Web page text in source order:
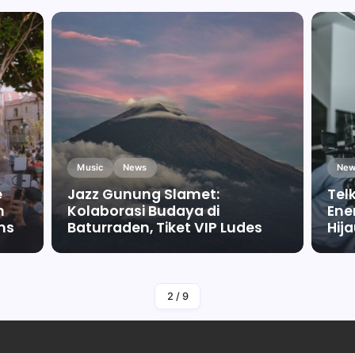
Music News
Jazz Gunung Slamet:
Kolaborasi Budaya di
Baturraden, Tiket VIP Ludes
By Falah Malaika Az Zahra
2 / 9